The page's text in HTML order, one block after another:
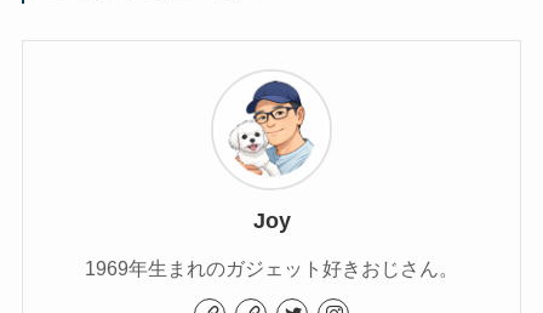
Joy
1969年生まれのガジェット好きおじさん。